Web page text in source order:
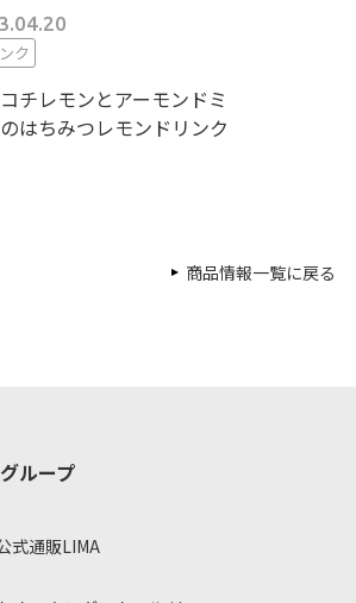
ク
チレモンとアーモンドミ
はちみつレモンドリンク
商品情報一覧に戻る
ループ
式通販LIMA